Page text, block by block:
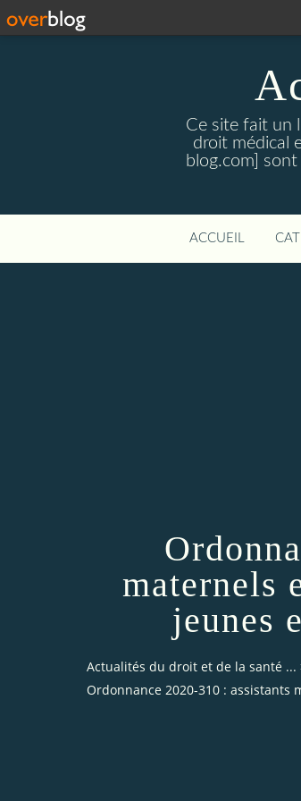
Ce site fait un
droit médical
blog.com]
ACCUEIL
maternels
jeunes
Actualités du droit et de la santé ...
Ordonnance 2020-310 :